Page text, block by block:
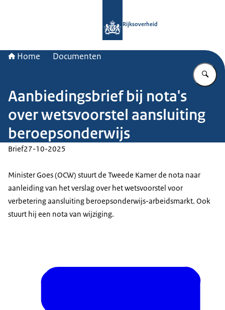
Rijksoverheid
Home Documenten
Aanbiedingsbrief bij nota's
over wetsvoorstel aansluiting
beroepsonderwijs
Brief27-10-2025
Minister Goes (OCW) stuurt de Tweede Kamer de nota naar
aanleiding van het verslag over het wetsvoorstel voor
verbetering aansluiting beroepsonderwijs-arbeidsmarkt. Ook
stuurt hij een nota van wijziging.